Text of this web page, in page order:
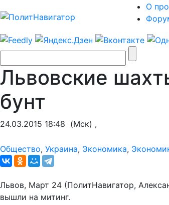
О
Львовские
бунт
24.03.2015 18:48 (Мск) ,
Общество, Украина, Экономика,
Львов, Март 24 (ПолитНавигатор,
вышли на митинг.